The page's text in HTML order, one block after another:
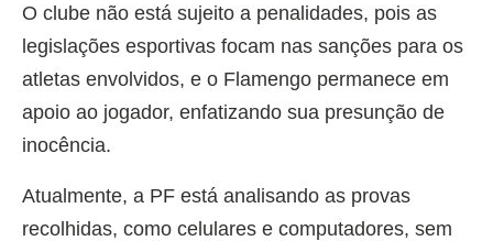
O clube não está sujeito a penalidades, pois as
legislações esportivas focam nas sanções para os
atletas envolvidos, e o Flamengo permanece em
apoio ao jogador, enfatizando sua presunção de
inocência.
Atualmente, a PF está analisando as provas
recolhidas, como celulares e computadores, sem